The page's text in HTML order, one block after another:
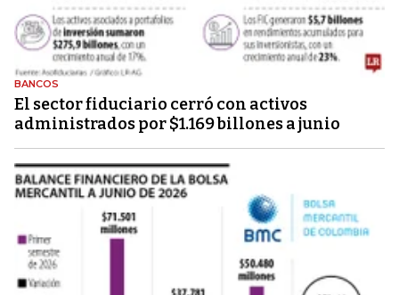
BANCOS
El sector fiduciario cerró con activos
administrados por $1.169 billones a junio